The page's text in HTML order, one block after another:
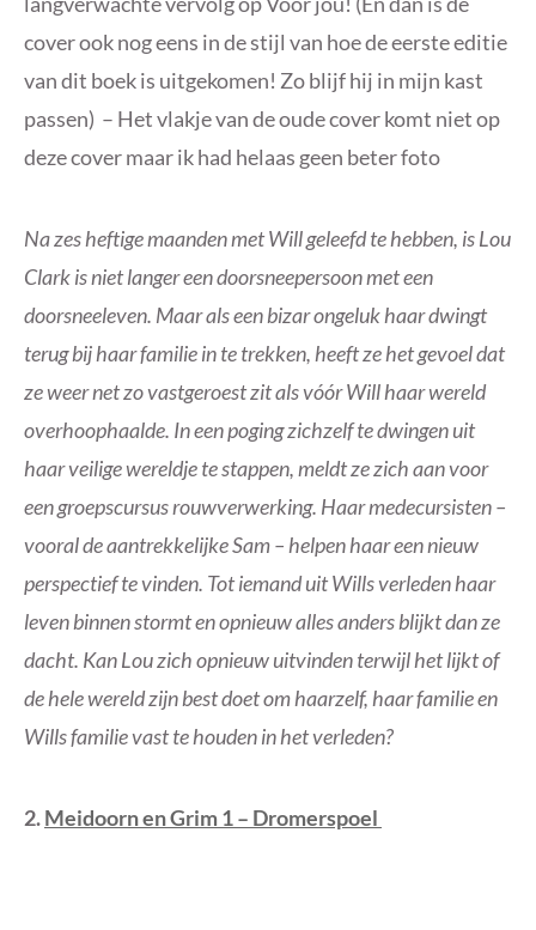
cover ook nog eens in de stijl van hoe de eerste editie
van dit boek is uitgekomen! Zo blijf hij in mijn kast
passen) – Het vlakje van de oude cover komt niet op
deze cover maar ik had helaas geen beter foto
Na zes heftige maanden met Will geleefd te hebben, is Lou
Clark is niet langer een doorsneepersoon met een
doorsneeleven. Maar als een bizar ongeluk haar dwingt
terug bij haar familie in te trekken, heeft ze het gevoel dat
ze weer net zo vastgeroest zit als vóór Will haar wereld
overhoophaalde. In een poging zichzelf te dwingen uit
haar veilige wereldje te stappen, meldt ze zich aan voor
een groepscursus rouwverwerking. Haar medecursisten –
vooral de aantrekkelijke Sam – helpen haar een nieuw
perspectief te vinden. Tot iemand uit Wills verleden haar
leven binnen stormt en opnieuw alles anders blijkt dan ze
dacht. Kan Lou zich opnieuw uitvinden terwijl het lijkt of
de hele wereld zijn best doet om haarzelf, haar familie en
Wills familie vast te houden in het verleden?
2.Meidoorn en Grim 1 – Dromerspoel